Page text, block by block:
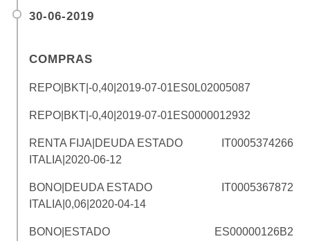
30-06-2019
COMPRAS
REPO|BKT|-0,40|2019-07-01ES0L02005087
REPO|BKT|-0,40|2019-07-01ES0000012932
RENTA FIJA|DEUDA ESTADO
ITALIA|2020-06-12
IT0005374266
BONO|DEUDA ESTADO
ITALIA|0,06|2020-04-14
IT0005367872
BONO|ESTADO
ES00000126B2